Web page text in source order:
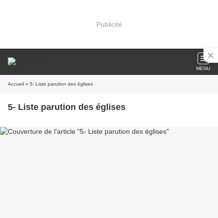
Publicité
MENU
Accueil » 5- Liste parution des églises
5- Liste parution des églises